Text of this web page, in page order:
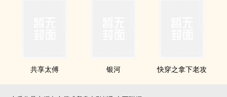
共享太傅 银河 快穿之拿下老攻